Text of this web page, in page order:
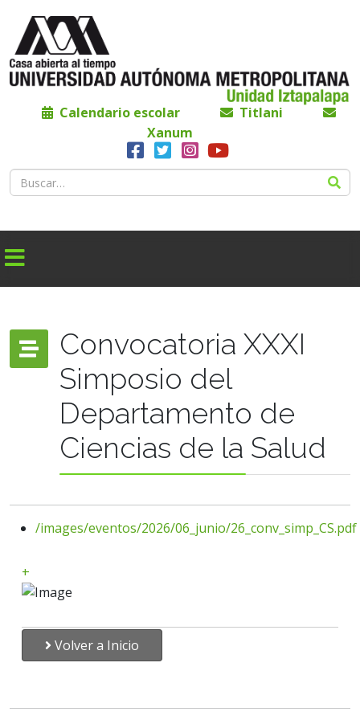
Calendario escolar
Titlani
Xanum
Convocatoria XXXI
Simposio del
Departamento de
Ciencias de la Salud
/images/eventos/2026/06_junio/26_conv_simp_CS.pdf
+
Volver a Inicio